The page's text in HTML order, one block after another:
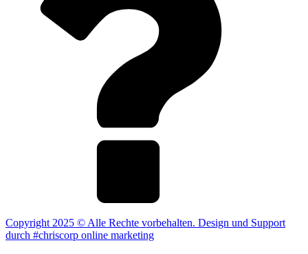
Copyright 2025 © Alle Rechte vorbehalten. Design und Support
durch #chriscorp online marketing